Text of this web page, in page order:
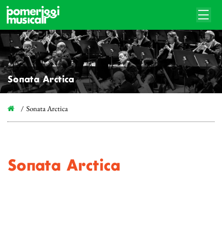
Sonata Arctica
Sonata Arctica
Sonata Arctica